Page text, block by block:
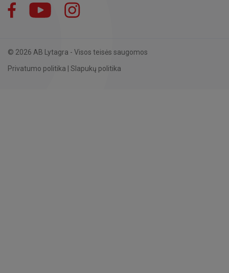
Facebook YouTube
© 2026 AB Lytagra - Visos teisės saugomos
Privatumo politika
Slapukų politika